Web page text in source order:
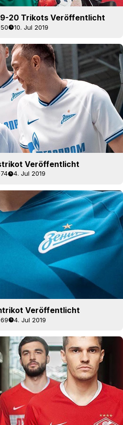
20 Trikots Veröffentlicht
50 10. Jul 2019
Veröffentlicht
74 4. Jul 2019
Veröffentlicht
69 4. Jul 2019